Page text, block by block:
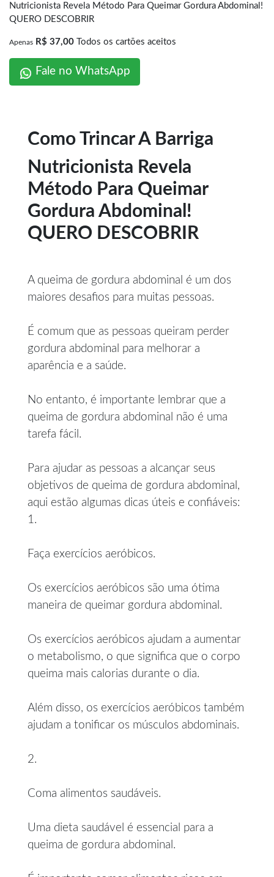
Nutricionista Revela Método Para Queimar Gordura Abdominal!
QUERO DESCOBRIR
Apenas R$ 37,00 Todos os cartões aceitos
Fale no WhatsApp
Como Trincar A Barriga
Nutricionista Revela
Método Para Queimar
Gordura Abdominal!
QUERO DESCOBRIR
A queima de gordura abdominal é um dos
maiores desafios para muitas pessoas.
É comum que as pessoas queiram perder
gordura abdominal para melhorar a
aparência e a saúde.
No entanto, é importante lembrar que a
queima de gordura abdominal não é uma
tarefa fácil.
Para ajudar as pessoas a alcançar seus
objetivos de queima de gordura abdominal,
aqui estão algumas dicas úteis e confiáveis:
1.
Faça exercícios aeróbicos.
Os exercícios aeróbicos são uma ótima
maneira de queimar gordura abdominal.
Os exercícios aeróbicos ajudam a aumentar
o metabolismo, o que significa que o corpo
queima mais calorias durante o dia.
Além disso, os exercícios aeróbicos também
ajudam a tonificar os músculos abdominais.
2.
Coma alimentos saudáveis.
Uma dieta saudável é essencial para a
queima de gordura abdominal.